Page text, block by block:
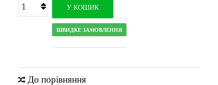
У КОШИК
ШВИДКЕ ЗАМОВЛЕННЯ
До порівняння